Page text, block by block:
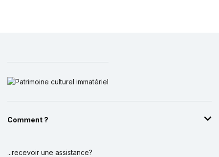
Comment ?
...recevoir une assistance?